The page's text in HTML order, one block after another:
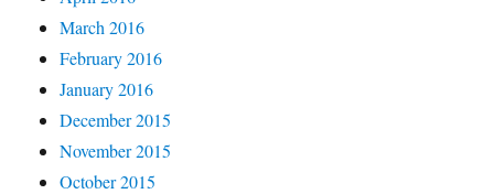
March 2016
February 2016
January 2016
December 2015
November 2015
October 2015